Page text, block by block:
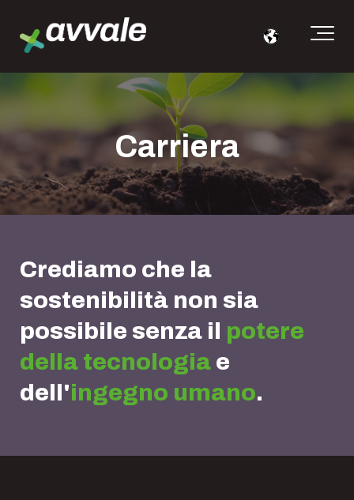
Carriera
Crediamo che la
sostenibilità non sia
possibile senza il potere
della tecnologia e
dell'ingegno umano.